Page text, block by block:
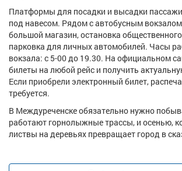
Платформы для посадки и высадки
под навесом. Рядом с автобусным вокзалом
большой магазин, остановка
парковка для личных автомобилей. Часы
вокзала: с 5-00 до 19.30. На официальном
билеты на любой рейс и получить
Если приобрели электронный билет,
требуется.
В Междуреченске обязательно нужно
работают горнолыжные трассы, и осенью,
листвы на деревьях превращает город в